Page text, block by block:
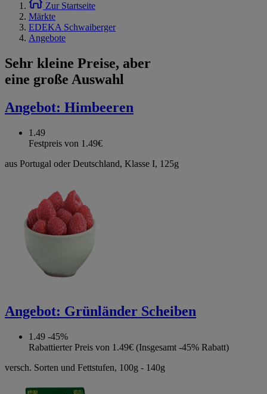
Zur Startseite
Märkte
EDEKA Schwaiberger
Angebote
Sehr kleine Preise, aber
eine große Auswahl
Angebot: Himbeeren
1.49
Festpreis von 1.49€
aus Portugal oder Deutschland, Klasse I, 125g
Angebot: Grünländer Scheiben
1.49 -45%
Rabattierter Preis von 1.49€ (Insgesamt -45% Rabatt)
versch. Sorten und Fettstufen, 100g - 140g